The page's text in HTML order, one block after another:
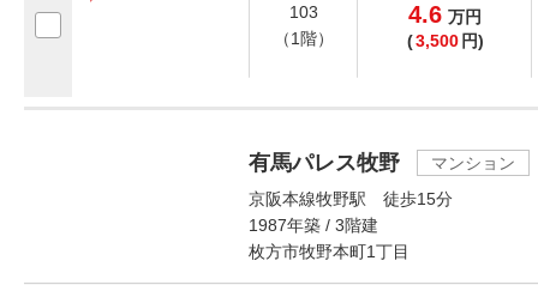
103
（1階）
4.6 万円
(3,500 円)
有馬パレス牧野
マンション
京阪本線牧野駅 徒歩15分
1987年築 / 3階建
枚方市牧野本町1丁目